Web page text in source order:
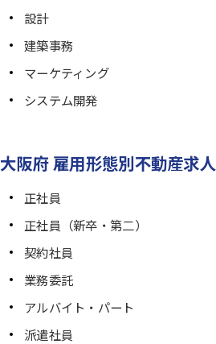
設計
建築事務
マーケティング
システム開発
大阪府 雇用形態別不動産求人
正社員
正社員（新卒・第二）
契約社員
業務委託
アルバイト・パート
派遣社員